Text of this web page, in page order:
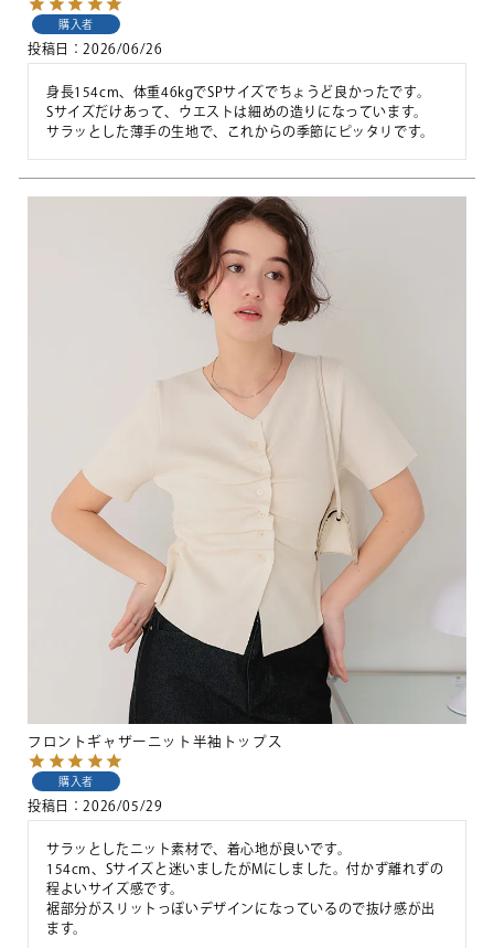
購入者
投稿日 2026/06/26
身長154cm、体重46kgでSPサイズでちょうど良かったです。
Sサイズだけあって、ウエストは細めの造りになっています。
サラッとした薄手の生地で、これからの季節にピッタリです。
フロントギャザーニット半袖トップス
購入者
投稿日 2026/05/29
サラッとしたニット素材で、着心地が良いです。
154cm、Sサイズと迷いましたがMにしました。付かず離れずの
程よいサイズ感です。
裾部分がスリットっぽいデザインになっているので抜け感が出
ます。